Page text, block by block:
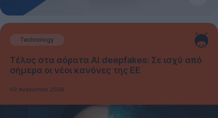
Technology
Τέλος στα αόρατα AI deepfakes: Σε ισχύ από
σήμερα οι νέοι κανόνες της ΕΕ
02 Αυγούστου 2026